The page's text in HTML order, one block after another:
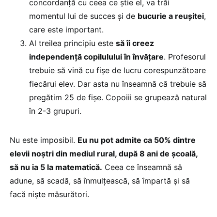
concordanță cu ceea ce știe el, va trăi
momentul lui de succes și de bucurie a reușitei,
care este important.
Al treilea principiu este să îi creez
independență copilulului în învățare. Profesorul
trebuie să vină cu fișe de lucru corespunzătoare
fiecărui elev. Dar asta nu înseamnă că trebuie să
pregătim 25 de fișe. Copoiii se grupează natural
în 2-3 grupuri.
Nu este imposibil. Eu nu pot admite ca 50% dintre
elevii noștri din mediul rural, după 8 ani de școală,
să nu ia 5 la matematică. Ceea ce înseamnă să
adune, să scadă, să înmulțească, să împartă și să
facă niște măsurători.